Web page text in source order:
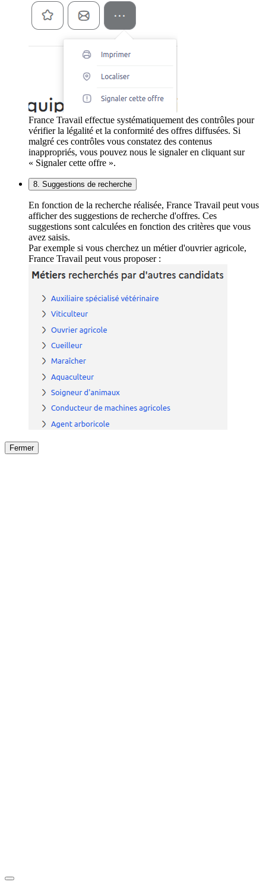
France Travail effectue systématiquement des contrôles pour
vérifier la légalité et la conformité des offres diffusées. Si
malgré ces contrôles vous constatez des contenus
inappropriés, vous pouvez nous le signaler en cliquant sur
« Signaler cette offre ».
8. Suggestions de recherche
En fonction de la recherche réalisée, France Travail peut vous
afficher des suggestions de recherche d'offres. Ces
suggestions sont calculées en fonction des critères que vous
avez saisis.
Par exemple si vous cherchez un métier d'ouvrier agricole,
France Travail peut vous proposer :
Fermer